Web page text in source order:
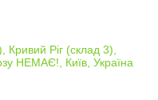
Ріг (склад 3),
НЕМАЄ!, Київ, Україна